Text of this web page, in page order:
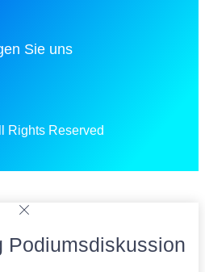
Sie uns
Rights Reserved
Podiumsdiskussion